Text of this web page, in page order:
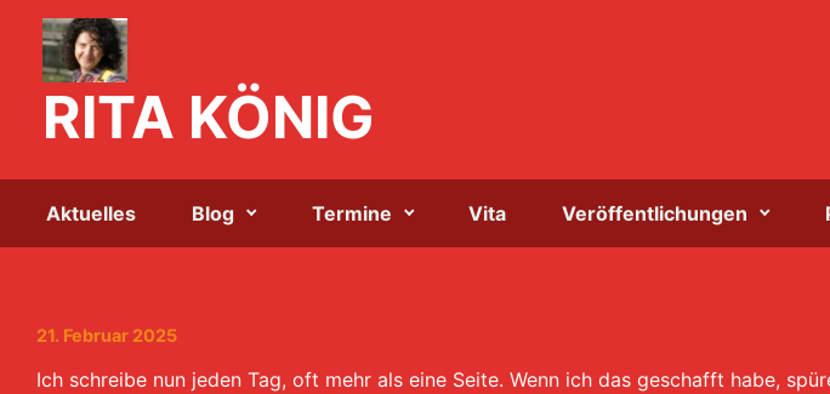
Zum Hauptinhalt springen
RITA KÖNIG
Aktuelles Blog Termine Vita Veröffentlichungen
21. Februar 2025
Ich schreibe nun jeden Tag, oft mehr als eine Seite. Wenn ich das geschafft habe,